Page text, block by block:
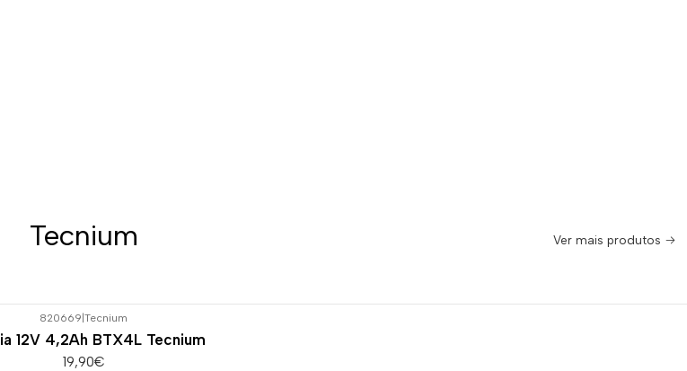
Tecnium Ver mais produtos
820669 Tecnium
12V 4,2Ah BTX4L Tecnium
19,90€